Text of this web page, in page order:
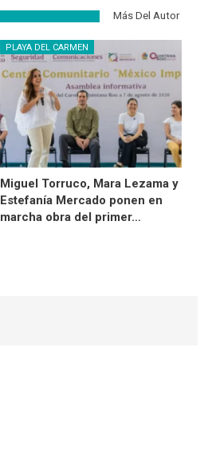
Más Del Autor
PLAYA DEL CARMEN
Miguel Torruco, Mara Lezama y
Estefanía Mercado ponen en
marcha obra del primer…